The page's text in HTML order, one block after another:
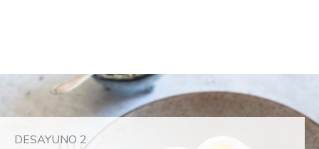
DESAYUNO 2